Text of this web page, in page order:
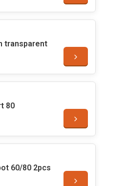
transparent
80
60/80 2pcs